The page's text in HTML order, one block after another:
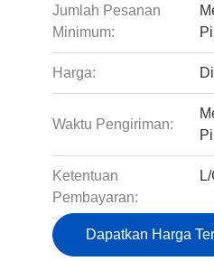
Jumlah Pesanan
Minimum:
Harga:
Waktu Pengiriman:
Ketentuan
Pembayaran:
Dapatkan Harga